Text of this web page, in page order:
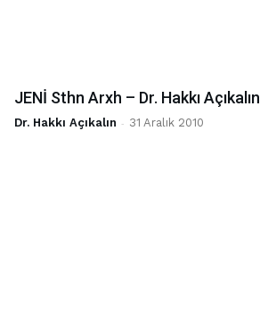
JENİ Sthn Arxh – Dr. Hakkı Açıkalın
Dr. Hakkı Açıkalın - 31 Aralık 2010